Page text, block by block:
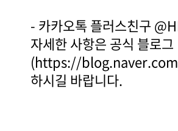
- 카카오톡 플러스친구
자세한 사항은 공식 블로그
(https://
하시길 바랍니다.